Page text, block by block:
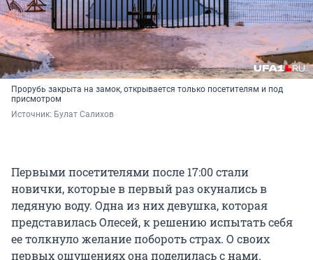
Прорубь закрыта на замок, открывается только посетителям и под
присмотром
Источник: Булат Салихов
Первыми посетителями после 17:00 стали
новички, которые в первый раз окунались в
ледяную воду. Одна из них девушка, которая
представилась Олесей, к решению испытать себя
ее толкнуло желание побороть страх. О своих
первых ощущениях она поделилась с нами.